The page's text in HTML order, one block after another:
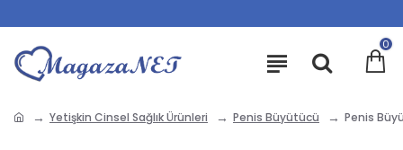
0
Yetişkin Cinsel Sağlık Ürünleri Penis Büyütücü Penis